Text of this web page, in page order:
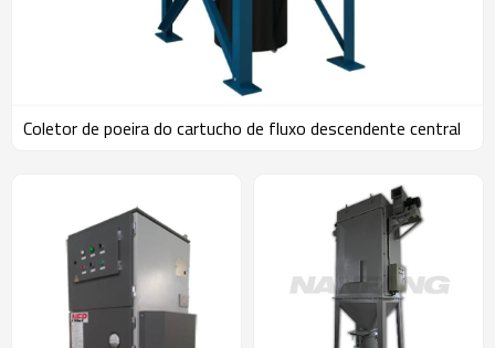
Coletor de poeira do cartucho de fluxo descendente central